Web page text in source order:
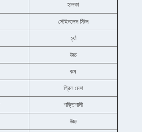
হালকা
স্টেইনলেস স্টিল
হ্যাঁ
উচ্চ
কম
গ্রিল মেশ
শক্তিশালী
উচ্চ